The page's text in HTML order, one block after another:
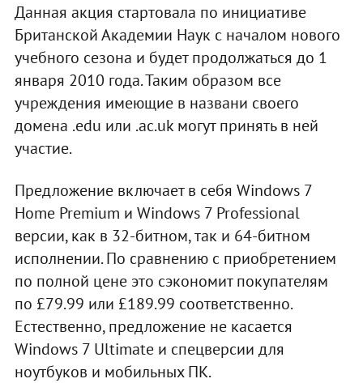
Данная акция стартовала по инициативе
Британской Академии Наук с началом нового
учебного сезона и будет продолжаться до 1
января 2010 года. Таким образом все
учреждения имеющие в названи своего
домена .edu или .ac.uk могут принять в ней
участие.
Предложение включает в себя Windows 7
Home Premium и Windows 7 Professional
версии, как в 32-битном, так и 64-битном
исполнении. По сравнению с приобретением
по полной цене это сэкономит покупателям
по £79.99 или £189.99 соответственно.
Естественно, предложение не касается
Windows 7 Ultimate и спецверсии для
ноутбуков и мобильных ПК.